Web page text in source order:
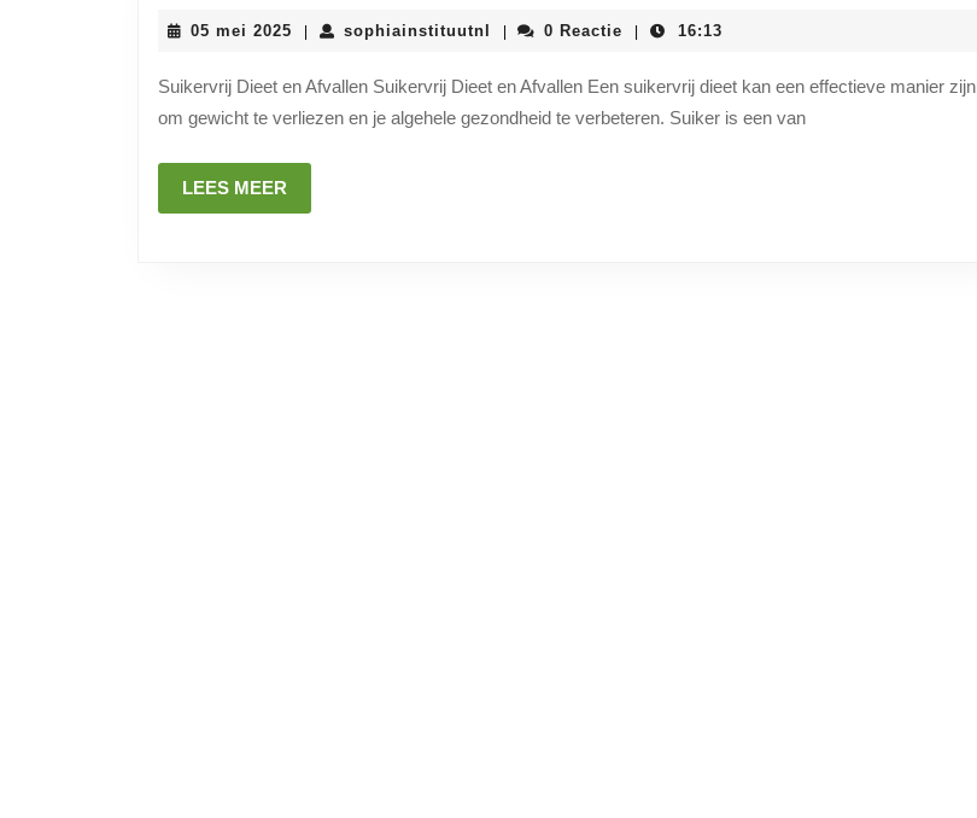
een
Suikervrij
05 mei 2025 05
2025
sophiainstituutnl sophiainstituutnl
0 Reactie 16:13
Suikervrij Dieet en Afvallen Suikervrij Dieet en Afvallen Een suikervrij dieet kan een effectieve manier zijn
om gewicht te verliezen en je algehele gezondheid te verbeteren. Suiker is een van
LEES MEER
MEER